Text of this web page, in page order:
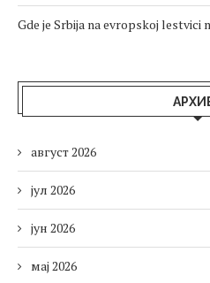
Gde je Srbija na evropskoj lestvici
август 2026
јул 2026
јун 2026
мај 2026